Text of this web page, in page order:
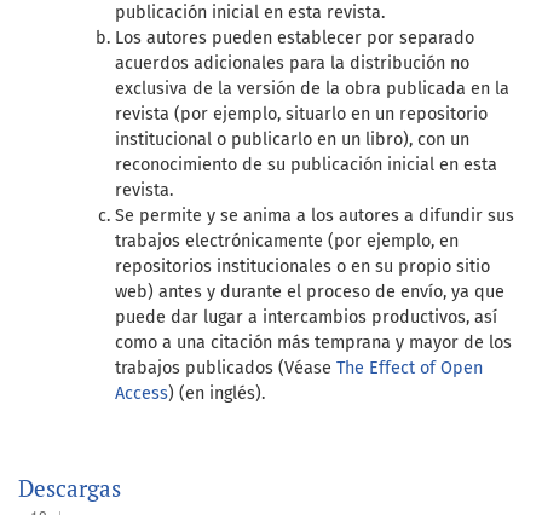
publicación inicial en esta revista.
Los autores pueden establecer por separado
acuerdos adicionales para la distribución no
exclusiva de la versión de la obra publicada en la
revista (por ejemplo, situarlo en un repositorio
institucional o publicarlo en un libro), con un
reconocimiento de su publicación inicial en esta
revista.
Se permite y se anima a los autores a difundir sus
trabajos electrónicamente (por ejemplo, en
repositorios institucionales o en su propio sitio
web) antes y durante el proceso de envío, ya que
puede dar lugar a intercambios productivos, así
como a una citación más temprana y mayor de los
trabajos publicados (Véase The Effect of Open
Access) (en inglés).
Descargas